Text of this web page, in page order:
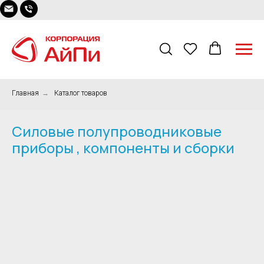
Главная → Каталог товаров
Силовые полупроводниковые
приборы , компоненты и сборки